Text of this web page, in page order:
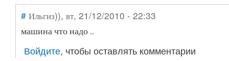
# Ильгиз)), вт, 21/12/2010 - 22:33
машина что надо ..
Войдите, чтобы оставлять комментарии